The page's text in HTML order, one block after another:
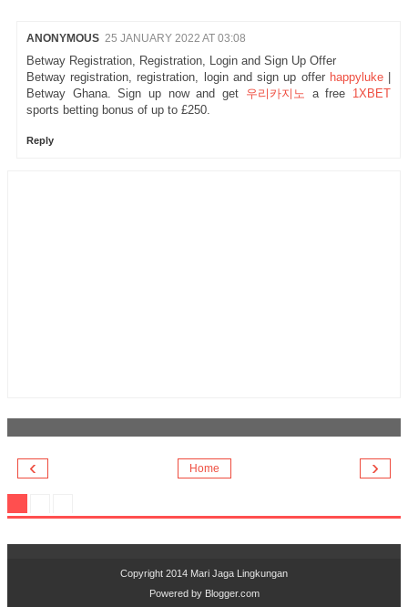
ANONYMOUS 25 JANUARY 2022 AT 03:08
Betway Registration, Registration, Login and Sign Up Offer
Betway registration, registration, login and sign up offer happyluke|
Betway Ghana. Sign up now and get 우리카지노 a free 1XBET
sports betting bonus of up to £250.
Reply
‹ ›
Home
Copyright 2014 Mari Jaga Lingkungan
Powered by Blogger.com